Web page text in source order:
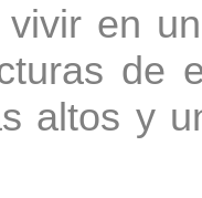
en
de
altos y